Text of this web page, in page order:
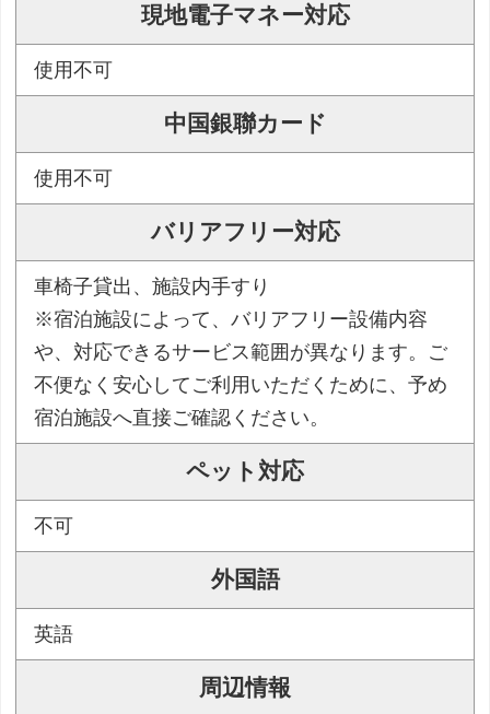
現地電子マネー対応
使用不可
中国銀聯カード
使用不可
バリアフリー対応
車椅子貸出、施設内手すり
※宿泊施設によって、バリアフリー設備内容
や、対応できるサービス範囲が異なります。ご
不便なく安心してご利用いただくために、予め
宿泊施設へ直接ご確認ください。
ペット対応
不可
外国語
英語
周辺情報